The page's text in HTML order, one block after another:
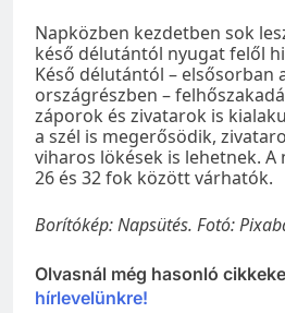
Napközben kezdetben sok
késő délutántól nyugat felől
Késő délutántól – elsősorban
országrészben –
záporok és zivatarok is
a szél is megerősödik,
viharos lökések is lehetnek.
26 és 32 fok között várhatók.
Borítókép: Napsütés. Fotó:
Olvasnál még hasonló
hírlevelünkre!